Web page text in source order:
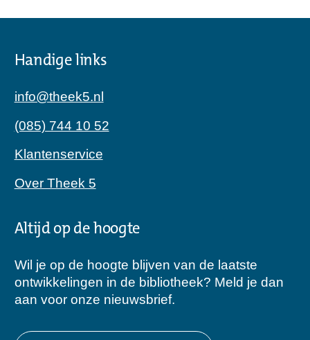
Handige links
info@theek5.nl
(085) 744 10 52
Klantenservice
Over Theek 5
Altijd op de hoogte
Wil je op de hoogte blijven van de laatste
ontwikkelingen in de bibliotheek? Meld je dan
aan voor onze nieuwsbrief.